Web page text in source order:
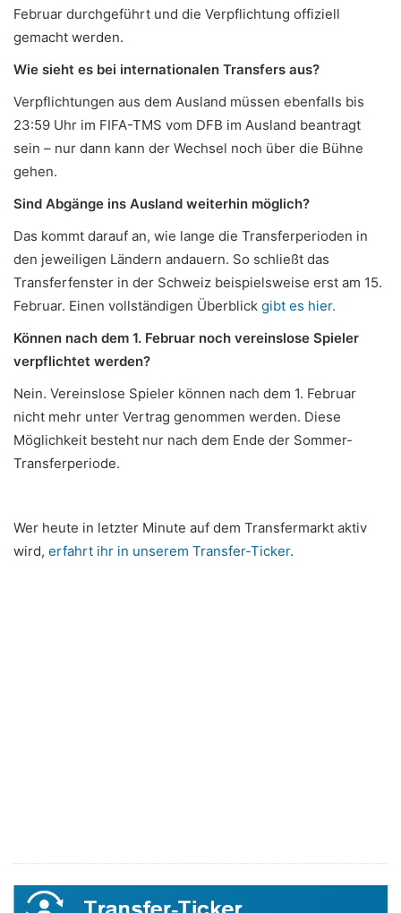
Februar durchgeführt und die Verpflichtung offiziell
gemacht werden.
Wie sieht es bei internationalen Transfers aus?
Verpflichtungen aus dem Ausland müssen ebenfalls bis
23:59 Uhr im FIFA-TMS vom DFB im Ausland beantragt
sein – nur dann kann der Wechsel noch über die Bühne
gehen.
Sind Abgänge ins Ausland weiterhin möglich?
Das kommt darauf an, wie lange die Transferperioden in
den jeweiligen Ländern andauern. So schließt das
Transferfenster in der Schweiz beispielsweise erst am 15.
Februar. Einen vollständigen Überblick gibt es hier.
Können nach dem 1. Februar noch vereinslose Spieler
verpflichtet werden?
Nein. Vereinslose Spieler können nach dem 1. Februar
nicht mehr unter Vertrag genommen werden. Diese
Möglichkeit besteht nur nach dem Ende der Sommer-
Transferperiode.
Wer heute in letzter Minute auf dem Transfermarkt aktiv
wird, erfahrt ihr in unserem Transfer-Ticker.